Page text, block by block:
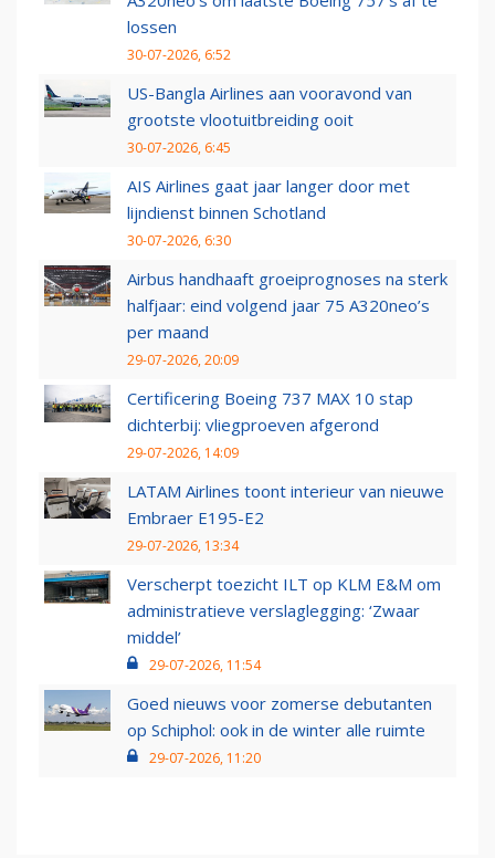
lossen
30-07-2026, 6:52
US-Bangla Airlines aan vooravond van
grootste vlootuitbreiding ooit
30-07-2026, 6:45
AIS Airlines gaat jaar langer door met
lijndienst binnen Schotland
30-07-2026, 6:30
Airbus handhaaft groeiprognoses na sterk
halfjaar: eind volgend jaar 75 A320neo’s
per maand
29-07-2026, 20:09
Certificering Boeing 737 MAX 10 stap
dichterbij: vliegproeven afgerond
29-07-2026, 14:09
LATAM Airlines toont interieur van nieuwe
Embraer E195-E2
29-07-2026, 13:34
Verscherpt toezicht ILT op KLM E&M om
administratieve verslaglegging: ‘Zwaar
middel’
29-07-2026, 11:54
Goed nieuws voor zomerse debutanten
op Schiphol: ook in de winter alle ruimte
29-07-2026, 11:20